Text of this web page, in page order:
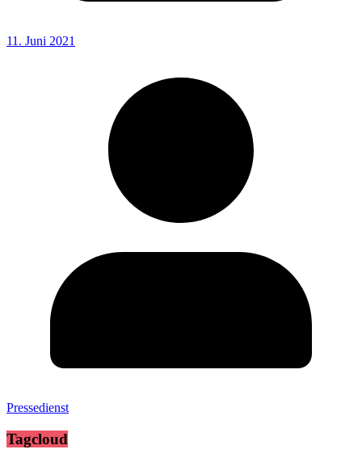
11. Juni 2021
Pressedienst
Tagcloud